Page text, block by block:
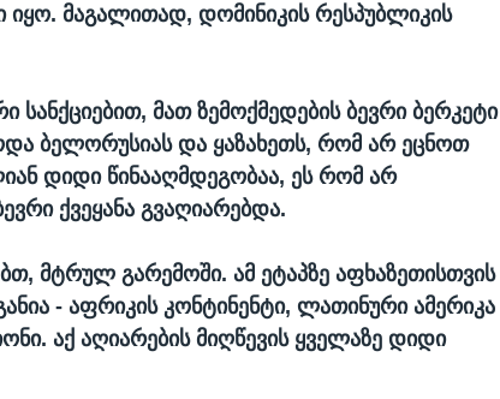
იყო. მაგალითად, დომინიკის რესპუბლიკის
სანქციებით, მათ ზემოქმედების ბევრი ბერკეტი
ბელორუსიას და ყაზახეთს, რომ არ ეცნოთ
დიდი წინააღმდეგობაა, ეს რომ არ
ქვეყანა გვაღიარებდა.
მტრულ გარემოში. ამ ეტაპზე აფხაზეთისთვის
- აფრიკის კონტინენტი, ლათინური ამერიკა
აქ აღიარების მიღწევის ყველაზე დიდი